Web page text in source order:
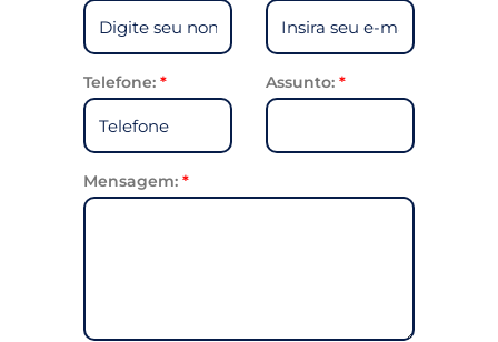
Telefone: * Assunto: *
Mensagem: *